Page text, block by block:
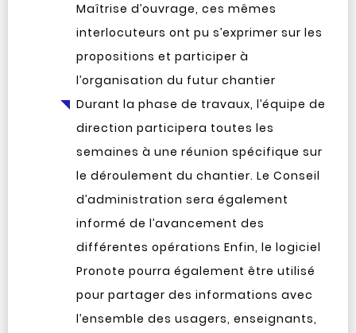
Maîtrise d’ouvrage, ces mêmes
interlocuteurs ont pu s’exprimer sur les
propositions et participer à
l’organisation du futur chantier
Durant la phase de travaux, l’équipe de
direction participera toutes les
semaines à une réunion spécifique sur
le déroulement du chantier. Le Conseil
d’administration sera également
informé de l’avancement des
différentes opérations Enfin, le logiciel
Pronote pourra également être utilisé
pour partager des informations avec
l’ensemble des usagers, enseignants,